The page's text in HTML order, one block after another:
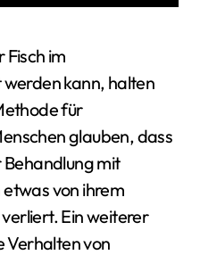
im
kann, halten
für
glauben, dass
mit
von ihrem
Ein weiterer
Verhalten von